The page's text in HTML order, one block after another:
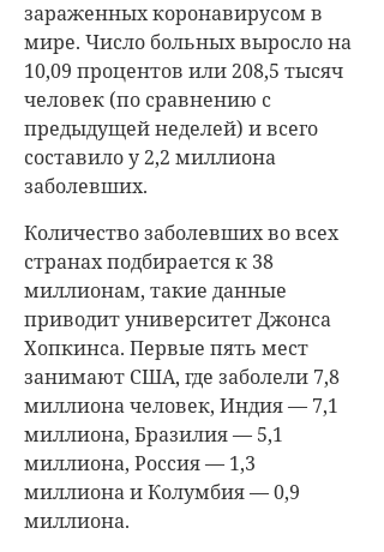
зараженных коронавирусом в
мире. Число больных выросло на
10,09 процентов или 208,5 тысяч
человек (по сравнению с
предыдущей неделей) и всего
составило у 2,2 миллиона
заболевших.
Количество заболевших во всех
странах подбирается к 38
миллионам, такие данные
приводит университет Джонса
Хопкинса. Первые пять мест
занимают США, где заболели 7,8
миллиона человек, Индия — 7,1
миллиона, Бразилия — 5,1
миллиона, Россия — 1,3
миллиона и Колумбия — 0,9
миллиона.